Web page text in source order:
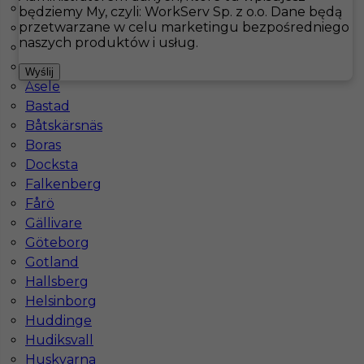
Hotistin Oferty pracyVäxjö
Pokaż filtr
Are
Arjeplog
Arvidsjaur
Arvika
Åsele
Bastad
Båtskärsnäs
Boras
Docksta
Falkenberg
Fårö
Gällivare
Göteborg
Gotland
Hallsberg
Helsinborg
Huddinge
Hudiksvall
Huskvarna
Praca Szwecja sprzątanie - od zaraz
Kategoria Sprzątanie
Lokalizacja Szwecja
Wymagane języki
będziemy My, czyli: WorkServ Sp. z o.o. Dane będą
przetwarzane w celu marketingu bezpośredniego
naszych produktów i usług.
Wyślij